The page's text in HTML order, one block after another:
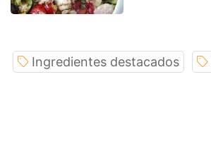
Ingredientes destacados